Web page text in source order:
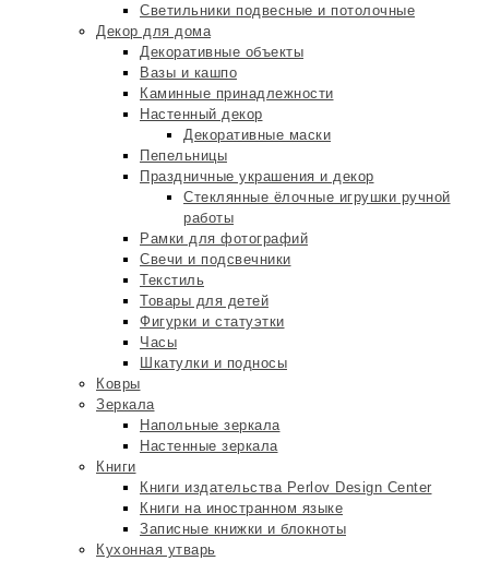
Светильники подвесные и потолочные
Декор для дома
Декоративные объекты
Вазы и кашпо
Каминные принадлежности
Настенный декор
Декоративные маски
Пепельницы
Праздничные украшения и декор
Стеклянные ёлочные игрушки ручной
работы
Рамки для фотографий
Свечи и подсвечники
Текстиль
Товары для детей
Фигурки и статуэтки
Часы
Шкатулки и подносы
Ковры
Зеркала
Напольные зеркала
Настенные зеркала
Книги
Книги издательства Perlov Design Center
Книги на иностранном языке
Записные книжки и блокноты
Кухонная утварь